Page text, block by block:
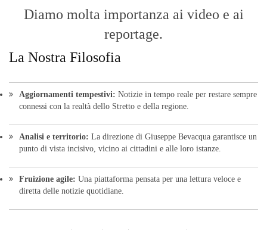
Diamo molta importanza ai video e ai
reportage.
La Nostra Filosofia
Aggiornamenti tempestivi: Notizie in tempo reale per restare sempre
connessi con la realtà dello Stretto e della regione.
Analisi e territorio: La direzione di Giuseppe Bevacqua garantisce un
punto di vista incisivo, vicino ai cittadini e alle loro istanze.
Fruizione agile: Una piattaforma pensata per una lettura veloce e
diretta delle notizie quotidiane.